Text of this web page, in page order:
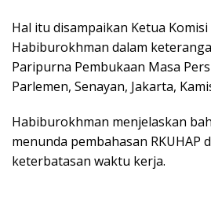
Hal itu disampaikan Ketua Komisi
Habiburokhman dalam
Paripurna Pembukaan Masa
Parlemen, Senayan, Jakarta,
Habiburokhman menjelaskan
menunda pembahasan RKUHAP
keterbatasan waktu kerja.